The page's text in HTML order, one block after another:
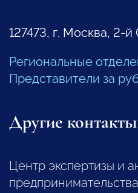
127473, г. Москва, 2-
Региональные
Представители за
Другие контакты
Центр экспертизы и
предпринимательства